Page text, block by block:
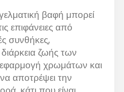
βαφή μπορεί
επιφάνειες από
συνθήκες,
ζωής των
χρωμάτων και
αποτρέψει την